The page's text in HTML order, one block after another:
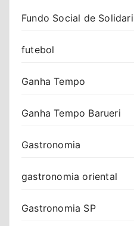
Fundo Social de
futebol
Ganha Tempo
Ganha Tempo Barueri
Gastronomia
gastronomia oriental
Gastronomia SP